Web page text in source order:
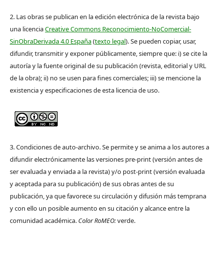
2. Las obras se publican en la edición electrónica de la revista bajo
una licenciaCreative Commons Reconocimiento-NoComercial-
SinObraDerivada 4.0 España(texto legal). Se pueden copiar, usar,
difundir, transmitir y exponer públicamente, siempre que: i) se cite la
autoría y la fuente original de su publicación (revista, editorial y URL
de la obra); ii) no se usen para fines comerciales; iii) se mencione la
existencia y especificaciones de esta licencia de uso.
3. Condiciones de auto-archivo. Se permite y se anima a los autores a
difundir electrónicamente las versiones pre-print (versión antes de
ser evaluada y enviada a la revista) y/o post-print (versión evaluada
y aceptada para su publicación) de sus obras antes de su
publicación, ya que favorece su circulación y difusión más temprana
y con ello un posible aumento en su citación y alcance entre la
comunidad académica. Color RoMEO:verde.